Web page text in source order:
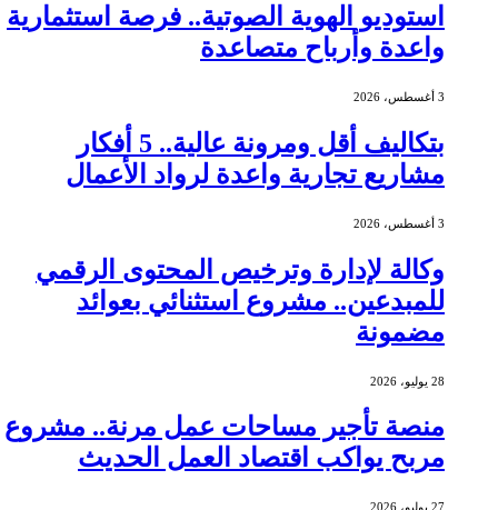
استوديو الهوية الصوتية.. فرصة استثمارية
واعدة وأرباح متصاعدة
3 أغسطس، 2026
بتكاليف أقل ومرونة عالية.. 5 أفكار
مشاريع تجارية واعدة لرواد الأعمال
3 أغسطس، 2026
وكالة لإدارة وترخيص المحتوى الرقمي
للمبدعين.. مشروع استثنائي بعوائد
مضمونة
28 يوليو، 2026
منصة تأجير مساحات عمل مرنة.. مشروع
مربح يواكب اقتصاد العمل الحديث
27 يوليو، 2026